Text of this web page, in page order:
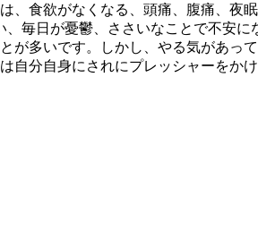
食欲がなくなる、頭痛、腹痛、夜
毎日が憂鬱、ささいなことで不安
多いです。しかし、やる気があっ
分自身にされにプレッシャーをか